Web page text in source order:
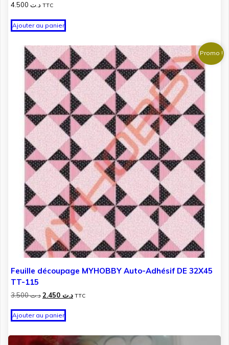
د.ت TTC
Ajouter au panier
Promo !
Feuille découpage MYHOBBY Auto-Adhésif DE 32X45
TT-115
د.ت3.500
Le
initial
était :
د.تLe
TTC
Ajouter au panier